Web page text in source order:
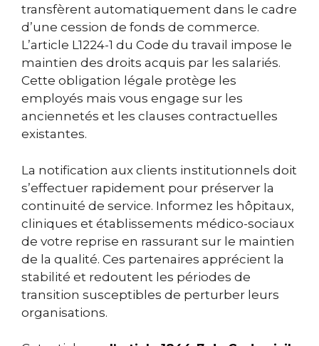
transfèrent automatiquement dans le cadre
d’une cession de fonds de commerce.
L’article L1224-1 du Code du travail impose le
maintien des droits acquis par les salariés.
Cette obligation légale protège les
employés mais vous engage sur les
anciennetés et les clauses contractuelles
existantes.
La notification aux clients institutionnels doit
s’effectuer rapidement pour préserver la
continuité de service. Informez les hôpitaux,
cliniques et établissements médico-sociaux
de votre reprise en rassurant sur le maintien
de la qualité. Ces partenaires apprécient la
stabilité et redoutent les périodes de
transition susceptibles de perturber leurs
organisations.